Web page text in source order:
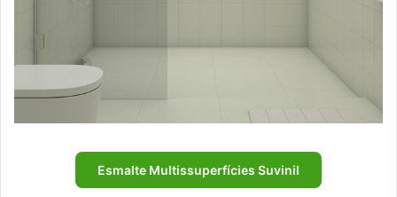
Esmalte Multissuperfícies Suvinil